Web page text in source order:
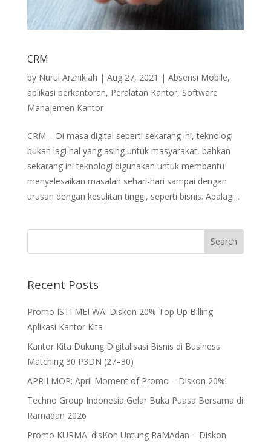
CRM
by Nurul Arzhikiah | Aug 27, 2021 | Absensi Mobile,
aplikasi perkantoran, Peralatan Kantor, Software
Manajemen Kantor
CRM – Di masa digital seperti sekarang ini, teknologi
bukan lagi hal yang asing untuk masyarakat, bahkan
sekarang ini teknologi digunakan untuk membantu
menyelesaikan masalah sehari-hari sampai dengan
urusan dengan kesulitan tinggi, seperti bisnis. Apalagi...
Recent Posts
Promo ISTI MEI WA! Diskon 20% Top Up Billing
Aplikasi Kantor Kita
Kantor Kita Dukung Digitalisasi Bisnis di Business
Matching 30 P3DN (27–30)
APRILMOP: April Moment of Promo – Diskon 20%!
Techno Group Indonesia Gelar Buka Puasa Bersama di
Ramadan 2026
Promo KURMA: disKon Untung RaMAdan – Diskon